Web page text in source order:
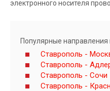
электронного носителя
Популярные направления
Ставрополь -
Ставрополь -
Ставрополь - Сочи
Ставрополь -